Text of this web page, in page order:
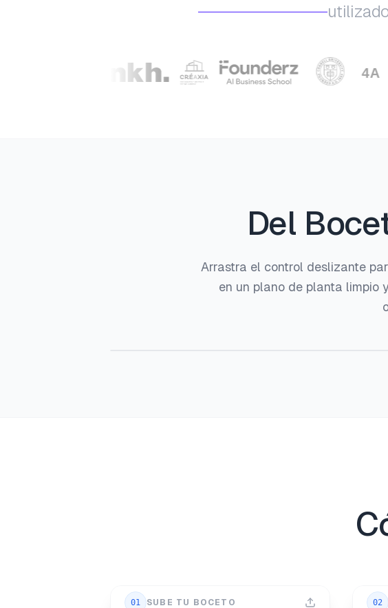
Del
Arrastra el control deslizante
en un plano de planta limpio
01 SUBE TU BOCETO 02